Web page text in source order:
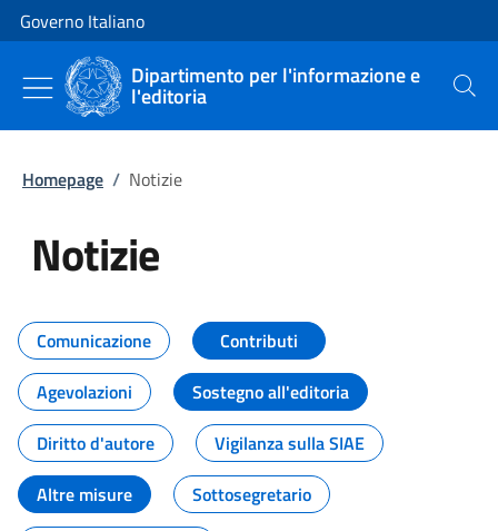
Vai al contenuto
Vai alla navigazione del sito
Governo Italiano
Dipartimento per l'informazione e
l'editoria Cerca
Homepage / Notizie
Notizie
Tutti i contenuti della pagina
Comunicazione
Contributi
Agevolazioni
Sostegno all'editoria
Diritto d'autore
Vigilanza sulla SIAE
Altre misure
Sottosegretario